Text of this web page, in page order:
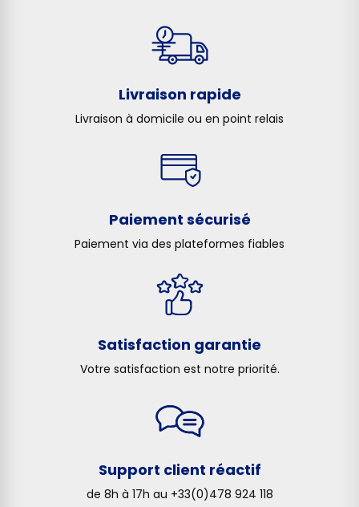
Livraison rapide
Livraison à domicile ou en point relais
Paiement sécurisé
Paiement via des plateformes fiables
Satisfaction garantie
Votre satisfaction est notre priorité.
Support client réactif
de 8h à 17h au +33(0)478 924 118